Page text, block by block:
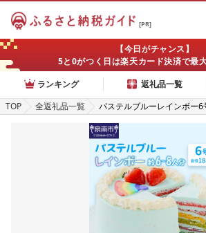
[PR]
【今日がチャンス】
5と0がつく日は楽天カード決済で最
ランキング
返礼品一覧
TOP
全返礼品一覧
パステルブルーレインボー6
スマスケーキ ケーキ お祝い
ーケーキ 記念日ケーキ 萌え